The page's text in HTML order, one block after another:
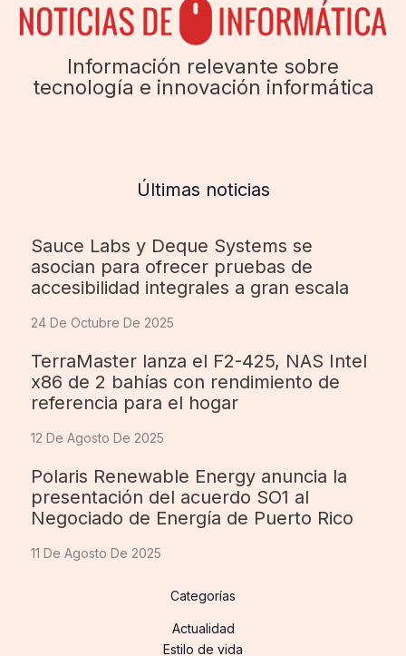
Información relevante sobre
tecnología e innovación informática
Últimas noticias
Sauce Labs y Deque Systems se
asocian para ofrecer pruebas de
accesibilidad integrales a gran escala
24 De Octubre De 2025
TerraMaster lanza el F2-425, NAS Intel
x86 de 2 bahías con rendimiento de
referencia para el hogar
12 De Agosto De 2025
Polaris Renewable Energy anuncia la
presentación del acuerdo SO1 al
Negociado de Energía de Puerto Rico
11 De Agosto De 2025
Categorías
Actualidad
Estilo de vida